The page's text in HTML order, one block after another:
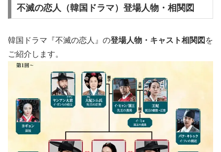
不滅の恋人（韓国ドラマ）登場人物・相関図
韓国ドラマ『不滅の恋人』の登場人物・キャスト相関図 を
ご紹介します。